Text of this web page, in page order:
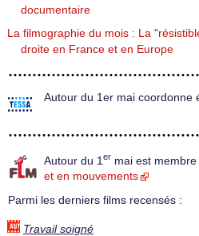
documentaire
La filmographie du mois : La
droite en France et en Europe
Autour du 1er mai coordonne
Autour du 1 er mai est
et en mouvements
Parmi les derniers films recensés :
Travail soigné